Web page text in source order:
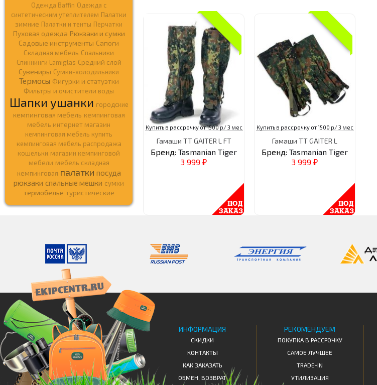
Одежда Baffin Одежда c
синтетическим утеплителем Палатки
зимние Палатки и тенты Перчатки
Пуховая одежда Рюкзаки и сумки
Садовые инструменты Сапоги
Складная мебель Спальники
Спиннинги Lamiglas Средний слой
Сувениры Сумки-холодильники
Термосы Фигурки и статуэтки
Фильтры и очистители воды
Шапки ушанки городские
кемпинговая мебель кемпинговая
мебель интернет магазин
кемпинговая мебель купить
кемпинговая мебель распродажа
кошельки магазин кемпинговой
мебели мебель складная
кемпинговая палатки посуда
рюкзаки спальные мешки сумки
термобелье туристические
Купить в рассрочку от 1500 р/ 3 мес
Гамаши TT GAITER L FT
Бренд: Tasmanian Tiger
3 999 ₽
Купить в рассрочку от 1500 р/ 3 мес
Гамаши TT GAITER L
Бренд: Tasmanian Tiger
3 999 ₽
ИНФОРМАЦИЯ
СКИДКИ
КОНТАКТЫ
КАК ЗАКАЗАТЬ
ОБМЕН, ВОЗВРАТ
РЕКОМЕНДУЕМ
ПОКУПКА В РАССРОЧКУ
САМОЕ ЛУЧШЕЕ
TRADE-IN
УТИЛИЗАЦИЯ